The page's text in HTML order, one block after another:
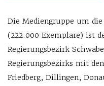
Die Mediengruppe um
(222.000 Exemplare) ist
Regierungsbezirk
Regierungsbezirks mit
Friedberg, Dillingen,